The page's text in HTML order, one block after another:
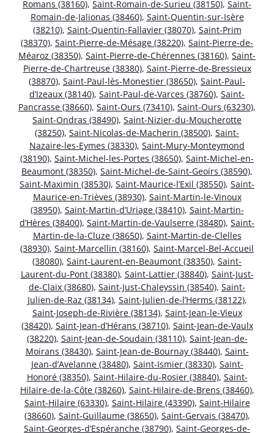
Romans (38160), Saint-Romain-de-Surieu (38150), Saint-
Romain-de-Jalionas (38460), Saint-Quentin-sur-Isère
(38210), Saint-Quentin-Fallavier (38070), Saint-Prim
(38370), Saint-Pierre-de-Mésage (38220), Saint-Pierre-de-
Méaroz (38350), Saint-Pierre-de-Chérennes (38160), Saint-
Pierre-de-Chartreuse (38380), Saint-Pierre-de-Bressieux
(38870), Saint-Paul-lès-Monestier (38650), Saint-Paul-
d’Izeaux (38140), Saint-Paul-de-Varces (38760), Saint-
Pancrasse (38660), Saint-Ours (73410), Saint-Ours (63230),
Saint-Ondras (38490), Saint-Nizier-du-Moucherotte
(38250), Saint-Nicolas-de-Macherin (38500), Saint-
Nazaire-les-Eymes (38330), Saint-Mury-Monteymond
(38190), Saint-Michel-les-Portes (38650), Saint-Michel-en-
Beaumont (38350), Saint-Michel-de-Saint-Geoirs (38590),
Saint-Maximin (38530), Saint-Maurice-l’Exil (38550), Saint-
Maurice-en-Trièves (38930), Saint-Martin-le-Vinoux
(38950), Saint-Martin-d’Uriage (38410), Saint-Martin-
d’Hères (38400), Saint-Martin-de-Vaulserre (38480), Saint-
Martin-de-la-Cluze (38650), Saint-Martin-de-Clelles
(38930), Saint-Marcellin (38160), Saint-Marcel-Bel-Accueil
(38080), Saint-Laurent-en-Beaumont (38350), Saint-
Laurent-du-Pont (38380), Saint-Lattier (38840), Saint-Just-
de-Claix (38680), Saint-Just-Chaleyssin (38540), Saint-
Julien-de-Raz (38134), Saint-Julien-de-l’Herms (38122),
Saint-Joseph-de-Rivière (38134), Saint-Jean-le-Vieux
(38420), Saint-Jean-d’Hérans (38710), Saint-Jean-de-Vaulx
(38220), Saint-Jean-de-Soudain (38110), Saint-Jean-de-
Moirans (38430), Saint-Jean-de-Bournay (38440), Saint-
Jean-d’Avelanne (38480), Saint-Ismier (38330), Saint-
Honoré (38350), Saint-Hilaire-du-Rosier (38840), Saint-
Hilaire-de-la-Côte (38260), Saint-Hilaire-de-Brens (38460),
Saint-Hilaire (63330), Saint-Hilaire (43390), Saint-Hilaire
(38660), Saint-Guillaume (38650), Saint-Gervais (38470),
Saint-Georges-d’Espéranche (38790), Saint-Georges-de-